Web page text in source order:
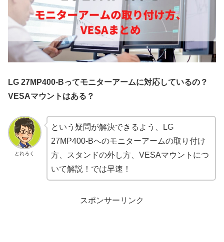
LG 27MP400-Bってモニターアームに対応しているの？
VESAマウントはある？
とれろく
という疑問が解決できるよう、LG
27MP400-Bへのモニターアームの取り付け
方、スタンドの外し方、VESAマウントにつ
いて解説！では早速！
スポンサーリンク